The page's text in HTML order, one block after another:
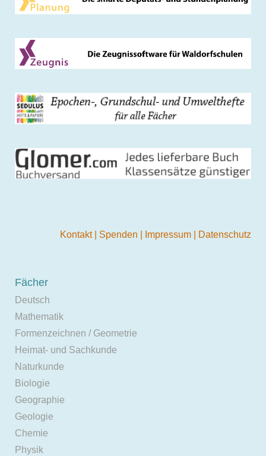
Kontakt Spenden Impressum Datenschutz
Fächer
Deutsch
Mathematik
Formenzeichnen / Geometrie
Heimat- und Sachkunde
Naturkunde
Biologie
Geographie
Geologie
Chemie
Physik